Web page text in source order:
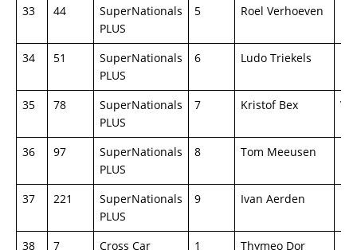
33 44
SuperNationals
PLUS
5 Roel Verhoeven
34 51
SuperNationals
PLUS
6 Ludo Triekels
35 78
SuperNationals
PLUS
7 Kristof Bex
36 97
SuperNationals
PLUS
8 Tom Meeusen
37
221
SuperNationals
PLUS
9 Ivan Aerden
38 7
Cross Car
1 Thymeo Dor